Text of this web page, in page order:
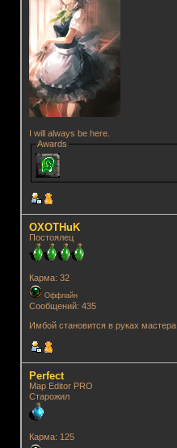
I will always be here.
Awards
OXOTHuK
Постоялец
Карма: 32
Оффлайн
Сообщений: 435
Имбой становится в руках мастера
Perfect
Map Editor PRO
Старожил
Карма: 125